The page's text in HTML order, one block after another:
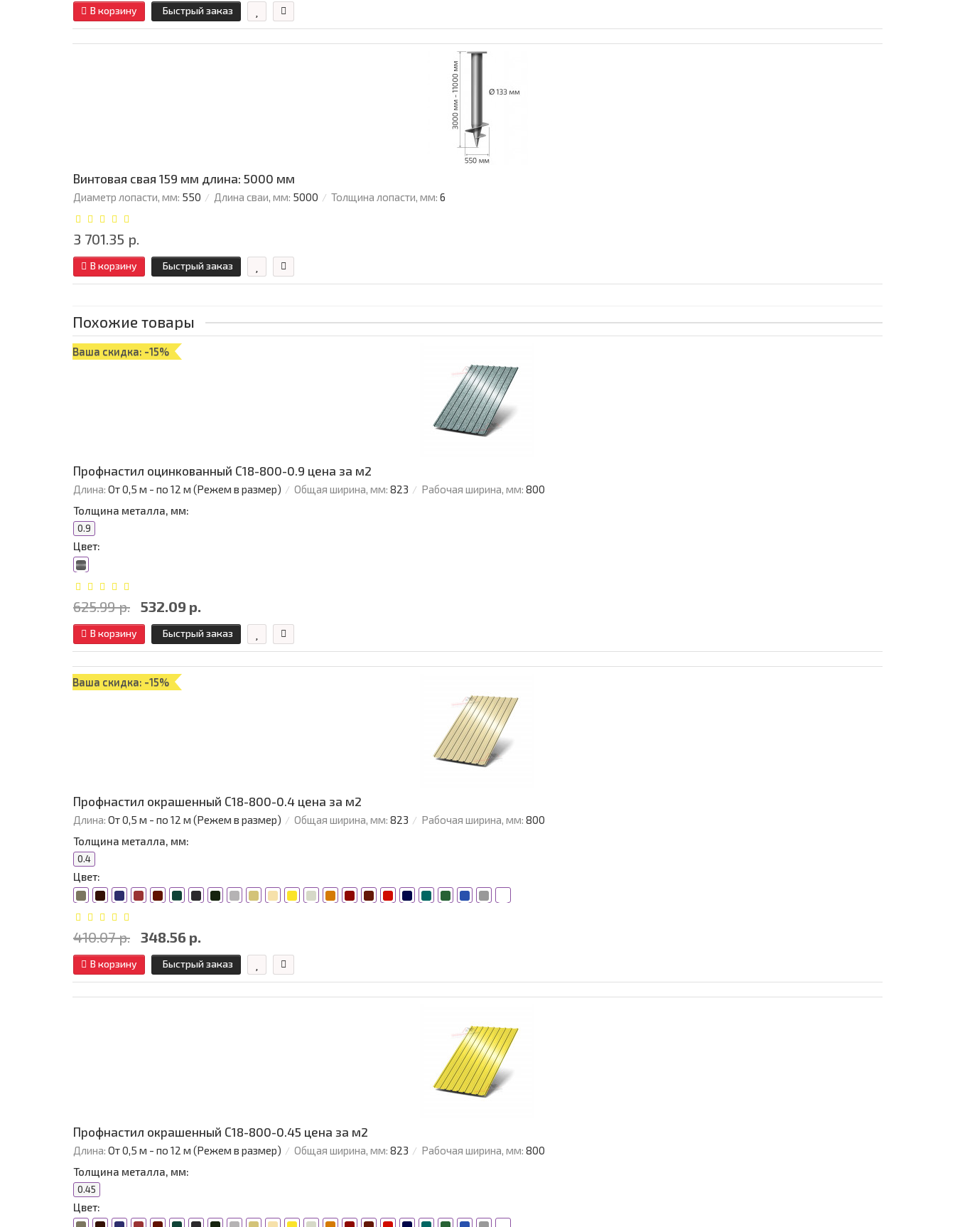
В корзину Быстрый заказ
Винтовая свая 159 мм длина: 5000 мм
Диаметр лопасти, мм: 550 Длина сваи, мм: 5000 Толщина лопасти, мм: 6
3 701.35 р.
В корзину Быстрый заказ
Похожие товары
Ваша скидка: -15%
Профнастил оцинкованный С18-800-0.9 цена за м2
Длина: От 0,5 м - по 12 м (Режем в размер) Общая ширина, мм: 823 Рабочая ширина, мм: 800
Толщина металла, мм:
0.9
Цвет:
625.99 р. 532.09 р.
В корзину Быстрый заказ
Ваша скидка: -15%
Профнастил окрашенный С18-800-0.4 цена за м2
Длина: От 0,5 м - по 12 м (Режем в размер) Общая ширина, мм: 823 Рабочая ширина, мм: 800
Толщина металла, мм:
0.4
Цвет:
410.07 р. 348.56 р.
В корзину Быстрый заказ
Профнастил окрашенный С18-800-0.45 цена за м2
Длина: От 0,5 м - по 12 м (Режем в размер) Общая ширина, мм: 823 Рабочая ширина, мм: 800
Толщина металла, мм:
0.45
Цвет: